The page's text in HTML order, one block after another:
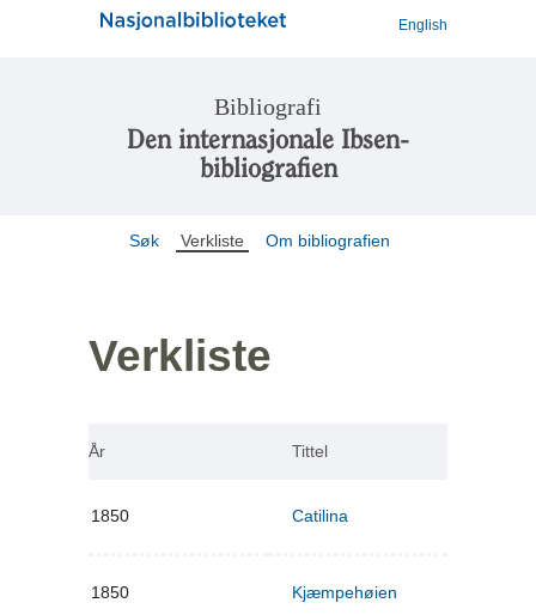
English
Bibliografi
Den internasjonale Ibsen-
bibliografien
Søk Verkliste Om bibliografien
Verkliste
År Tittel
1850 Catilina
1850 Kjæmpehøien